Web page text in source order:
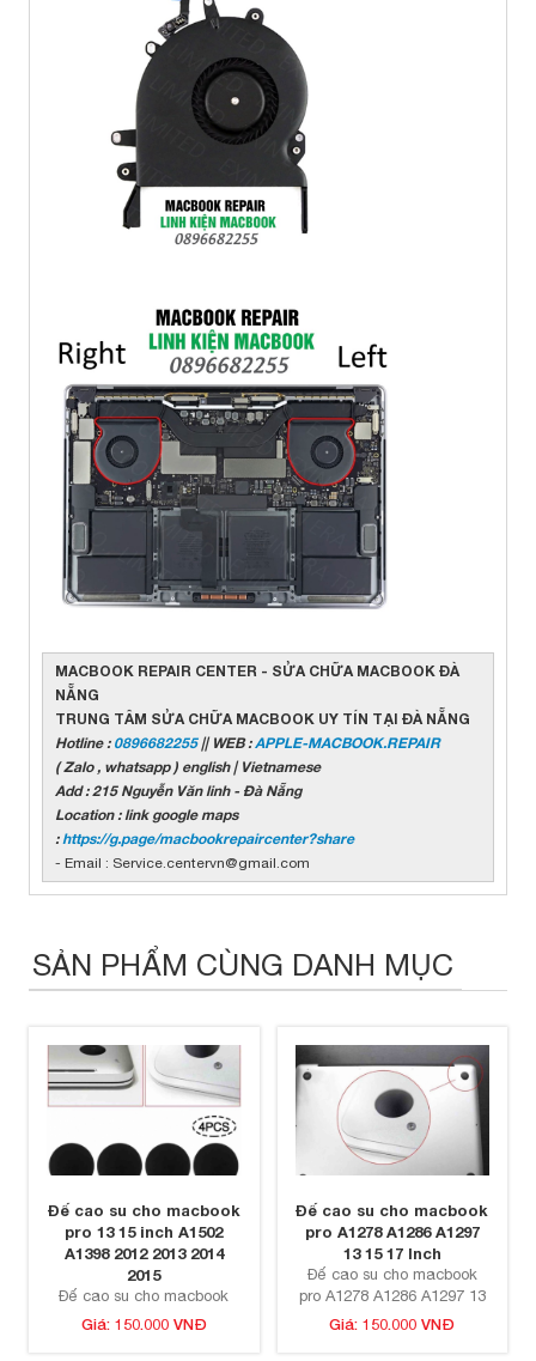
MACBOOK REPAIR CENTER - SỬA CHỮA MACBOOK ĐÀ
NẴNG
TRUNG TÂM SỬA CHỮA MACBOOK UY TÍN TẠI ĐÀ NẴNG
Hotline : 0896682255|| WEB :APPLE-MACBOOK.REPAIR
( Zalo , whatsapp ) english | Vietnamese
Add : 215 Nguyễn Văn linh - Đà Nẵng
Location : link google maps
:https://g.page/macbookrepaircenter?share
- Email : Service.centervn@gmail.com
SẢN PHẨM CÙNG DANH MỤC
Đế cao su cho macbook
pro 13 15 inch A1502
A1398 2012 2013 2014
2015
Đế cao su cho macbook
pro 13 15 inch A1502 A1398
Giá: 150.000 VNĐ
Đế cao su cho macbook
pro A1278 A1286 A1297
13 15 17 Inch
Đế cao su cho macbook
pro A1278 A1286 A1297 13
15 17 Inch
Giá: 150.000 VNĐ